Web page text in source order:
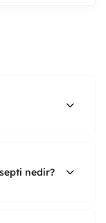
nedir?